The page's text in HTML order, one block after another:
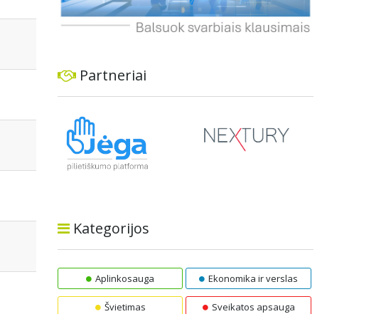
Partneriai
Kategorijos
Aplinkosauga Ekonomika ir verslas
Švietimas Sveikatos apsauga